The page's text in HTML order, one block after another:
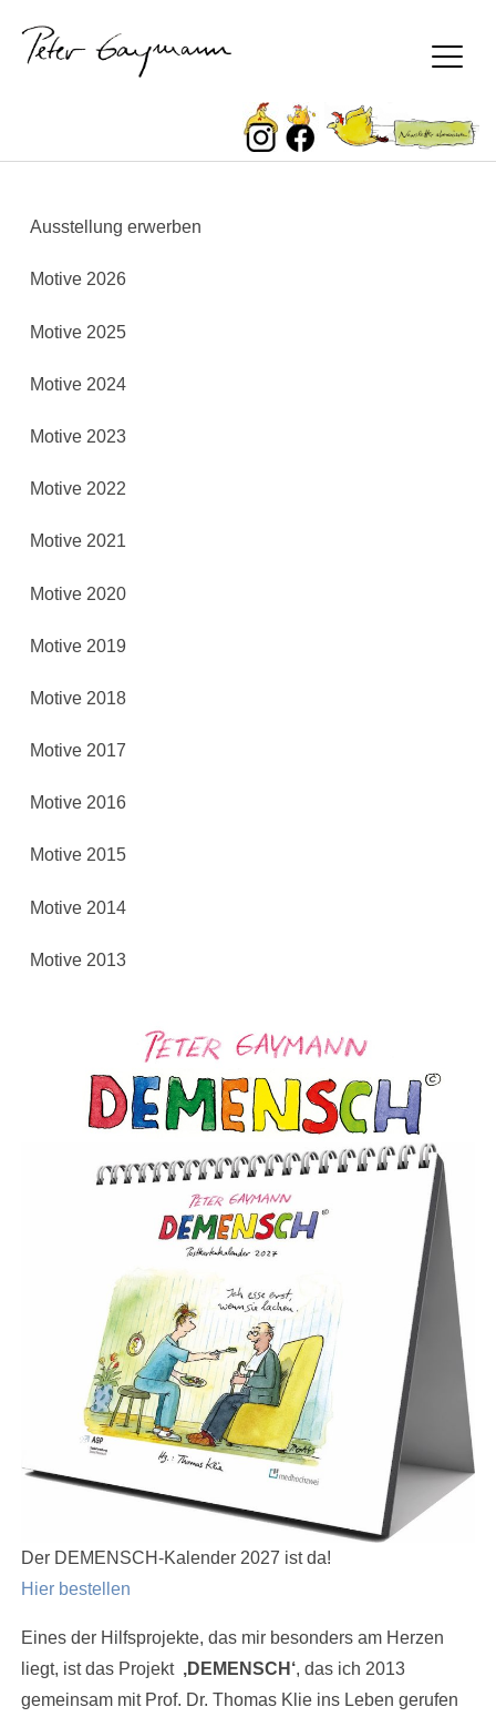
content
Ausstellung erwerben
Motive 2026
Motive 2025
Motive 2024
Motive 2023
Motive 2022
Motive 2021
Motive 2020
Motive 2019
Motive 2018
Motive 2017
Motive 2016
Motive 2015
Motive 2014
Motive 2013
Der DEMENSCH-Kalender 2027 ist da!
Hier bestellen
Eines der Hilfsprojekte, das mir besonders am Herzen
liegt, ist das Projekt ‚DEMENSCH‘, das ich 2013
gemeinsam mit Prof. Dr. Thomas Klie ins Leben gerufen